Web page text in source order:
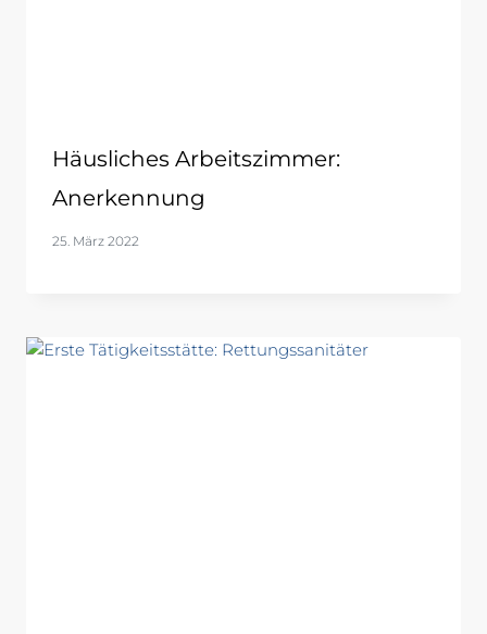
Häusliches Arbeitszimmer:
Anerkennung
25. März 2022